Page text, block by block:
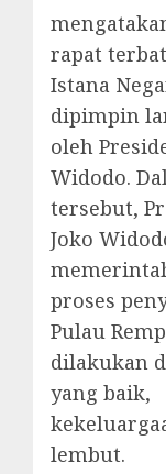
rapat
Istana
dipimpin
oleh
Widodo.
tersebut,
Joko
proses
Pulau
dilakukan
yang baik,
lembut.